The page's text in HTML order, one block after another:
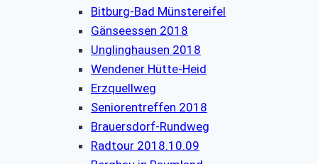
Bitburg-Bad Münstereifel
Gänseessen 2018
Unglinghausen 2018
Wendener Hütte-Heid
Erzquellweg
Seniorentreffen 2018
Brauersdorf-Rundweg
Radtour 2018.10.09